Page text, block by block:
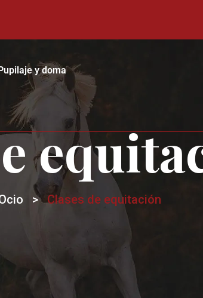
y doma
> Clases de equitación